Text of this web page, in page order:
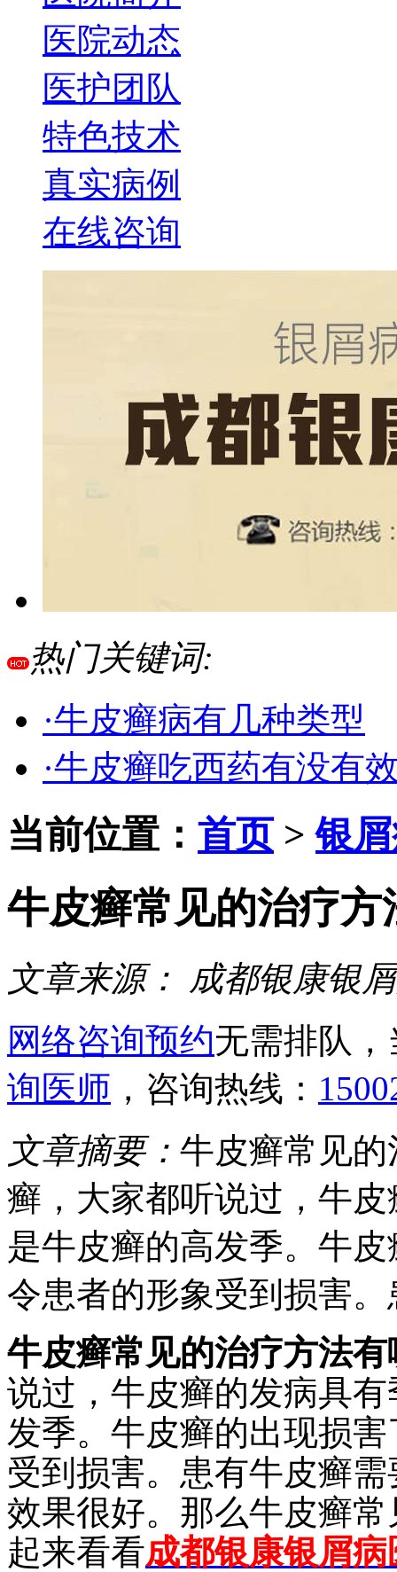
医院动态
医护团队
特色技术
真实病例
在线咨询
热门关键词:
·牛皮癣病有几种类型
·牛皮癣吃西药有没有
当前位置： 首页>银
牛皮癣常见的治疗方
文章来源：
成都银康银
网络咨询预约无需排队
询医师 ，咨询热线：
文章摘要： 牛皮癣常见
癣，大家都听说过，牛
是牛皮癣的高发季。牛
令患者的形象受到损害。
牛皮癣常见的治疗方法有
说过，牛皮癣的发病具
发季。牛皮癣的出现损
受到损害。患有牛皮癣
效果很好。那么牛皮癣
起来看看成都银康银屑病